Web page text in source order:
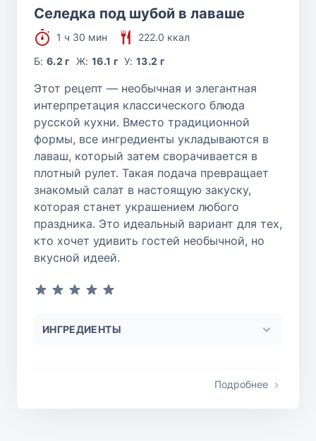
Селедка под шубой в лаваше
1 ч 30 мин
222.0 ккал
Б:6.2 г Ж: 16.1 г У:13.2 г
Этот рецепт — необычная и элегантная
интерпретация классического блюда
русской кухни. Вместо традиционной
формы, все ингредиенты укладываются в
лаваш, который затем сворачивается в
плотный рулет. Такая подача превращает
знакомый салат в настоящую закуску,
которая станет украшением любого
праздника. Это идеальный вариант для тех,
кто хочет удивить гостей необычной, но
вкусной идеей.
ИНГРЕДИЕНТЫ
Подробнее